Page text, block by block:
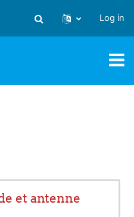
Toggle search input
Log in
et antenne